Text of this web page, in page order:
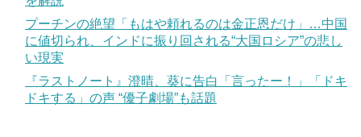
プーチンの絶望「もはや頼れるのは金正恩だけ」…中国
に値切られ、インドに振り回される“大国ロシア”の悲し
い現実
『ラストノート』澄晴、葵に告白「言ったー！」「ドキ
ドキする」の声 “優子劇場”も話題